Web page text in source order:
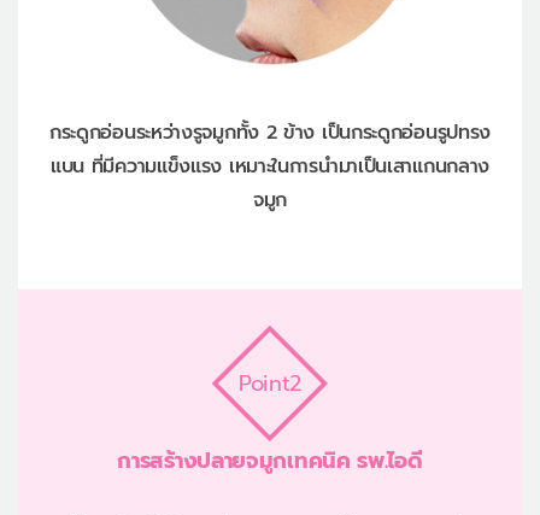
กระดูกอ่อนระหว่างรูจมูกทั้ง 2 ข้าง เป็นกระดูกอ่อนรูปทรง
แบน ที่มีความแข็งแรง เหมาะในการนำมาเป็นเสาแกนกลาง
จมูก
Point2
การสร้างปลายจมูกเทคนิค รพ.ไอดี